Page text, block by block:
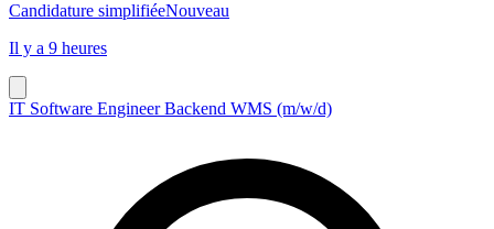
Candidature simplifiéeNouveau
Il y a 9 heures
IT Software Engineer Backend WMS (m/w/d)